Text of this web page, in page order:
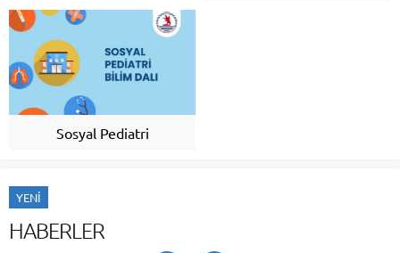
Sosyal Pediatri
YENİ
HABERLER